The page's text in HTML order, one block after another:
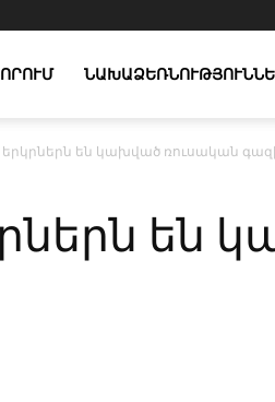
են կախված ռուսական
են